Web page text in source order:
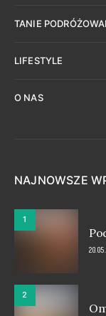
TANIE
LIFESTYLE
O NAS
NAJNOWSZE
1
2